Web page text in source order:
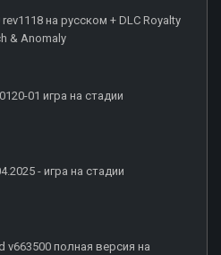
на русском + DLC Royalty
& Anomaly
01 игра на стадии
- игра на стадии
v663500 полная версия на